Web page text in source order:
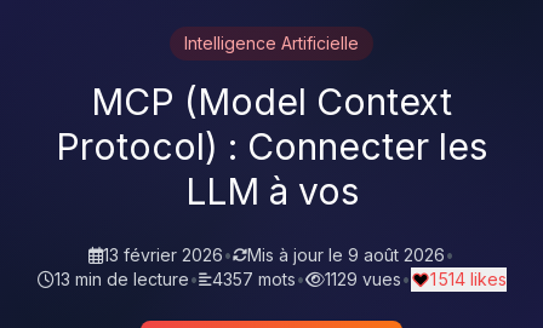
Intelligence Artificielle
MCP (Model Context
Protocol) : Connecter les
LLM à vos
13 février 2026• Mis à jour le 9 août 2026•
13 min de lecture• 4357 mots• 1129 vues• 1 514 likes